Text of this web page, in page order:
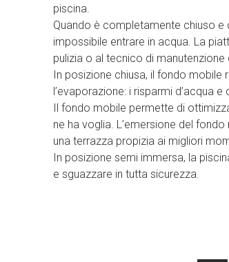
piscina.
Quando è completamente chiuso
impossibile entrare in acqua. La
pulizia o al tecnico di
In posizione chiusa, il fondo
l’evaporazione: i risparmi d’acqua
Il fondo mobile permette di
ne ha voglia. L’emersione del
una terrazza propizia ai migliori
In posizione semi immersa, la
e sguazzare in tutta sicurezza.